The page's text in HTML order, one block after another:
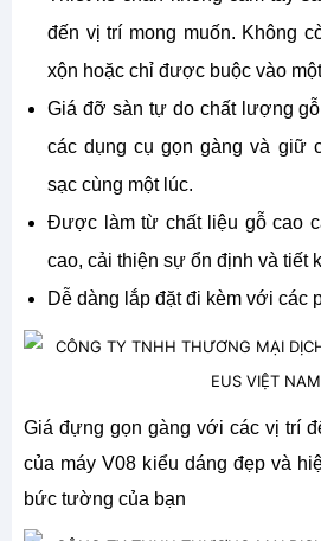
đến vị trí mong muốn. Không
xộn hoặc chỉ được buộc vào
Giá đỡ sàn tự do chất lượng
các dụng cụ gọn gàng và giữ
sạc cùng một lúc.
Được làm từ chất liệu gỗ cao
cao, cải thiện sự ổn định và tiết
Dễ dàng lắp đặt đi kèm với các
Giá đựng gọn gàng với các vị trí
của máy V08 kiểu dáng đẹp và
bức tường của bạn